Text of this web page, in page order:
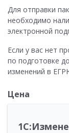
Для отправки
необходимо
электронной
Если у вас нет
по подготовке
изменений в
Цена